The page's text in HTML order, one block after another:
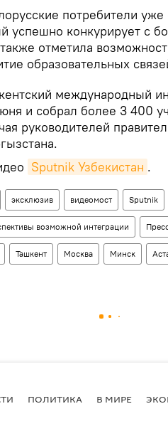
потребители уже
успешно конкурирует с
отметила
образовательных
международный
и собрал более 3 400
руководителей
Sputnik Узбекистан .
эксклюзив видеомост Sputnik
возможной интеграции
Ташкент Москва Минск
ПОЛИТИКА В МИРЕ